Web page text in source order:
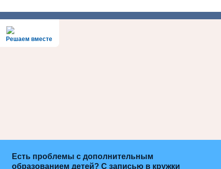
Решаем вместе
Есть проблемы с дополнительным
образованием детей? С записью в кружки